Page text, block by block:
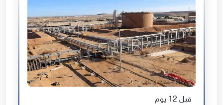
قبل 12 يوم